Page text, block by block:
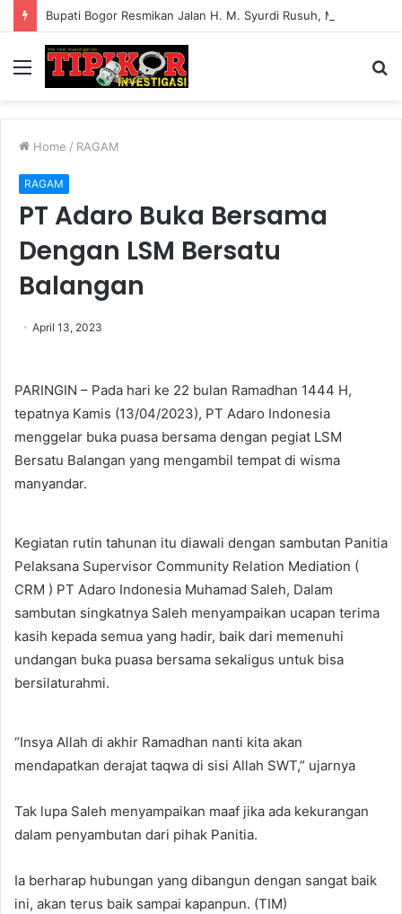
Menu
Home / RAGAM
RAGAM
PT Adaro Buka Bersama
Dengan LSM Bersatu
Balangan
April 13, 2023
PARINGIN – Pada hari ke 22 bulan Ramadhan 1444 H,
tepatnya Kamis (13/04/2023), PT Adaro Indonesia
menggelar buka puasa bersama dengan pegiat LSM
Bersatu Balangan yang mengambil tempat di wisma
manyandar.
Kegiatan rutin tahunan itu diawali dengan sambutan Panitia
Pelaksana Supervisor Community Relation Mediation (
CRM ) PT Adaro Indonesia Muhamad Saleh, Dalam
sambutan singkatnya Saleh menyampaikan ucapan terima
kasih kepada semua yang hadir, baik dari memenuhi
undangan buka puasa bersama sekaligus untuk bisa
bersilaturahmi.
“Insya Allah di akhir Ramadhan nanti kita akan
mendapatkan derajat taqwa di sisi Allah SWT,” ujarnya
Tak lupa Saleh menyampaikan maaf jika ada kekurangan
dalam penyambutan dari pihak Panitia.
Ia berharap hubungan yang dibangun dengan sangat baik
ini, akan terus baik sampai kapanpun. (TIM)